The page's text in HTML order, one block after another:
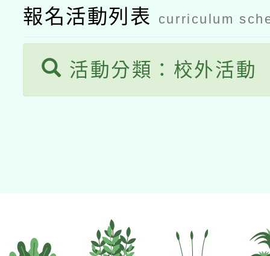
接種之民眾」措施，延
月28日止
報名活動列表 curriculum
活動分類：校外活動